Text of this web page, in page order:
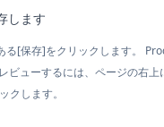
します
る[保存]をクリックします。
ビューするには、ページの右上
クします。